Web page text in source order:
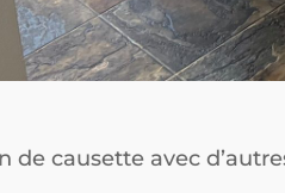
de causette avec